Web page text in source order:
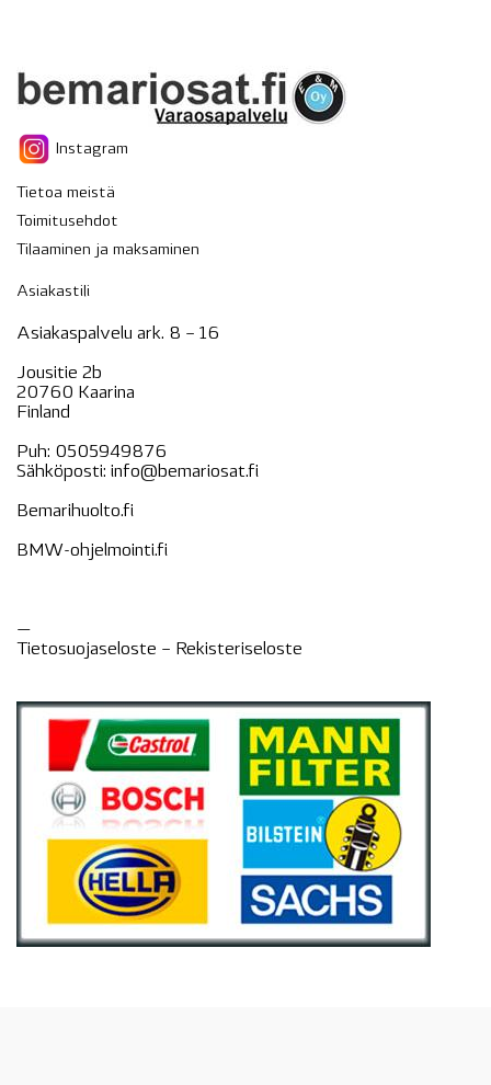
Instagram
Tietoa meistä
Toimitusehdot
Tilaaminen ja maksaminen
Asiakastili
Asiakaspalvelu ark. 8 – 16
Jousitie 2b
20760 Kaarina
Finland
Puh: 0505949876
Sähköposti: info@bemariosat.fi
Bemarihuolto.fi
BMW-ohjelmointi.fi
—
Tietosuojaseloste – Rekisteriseloste